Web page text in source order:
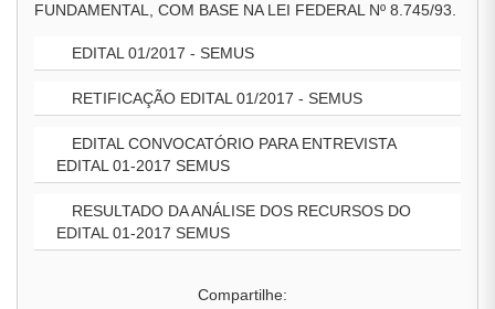
FUNDAMENTAL, COM BASE NA LEI FEDERAL Nº 8.745/93.
EDITAL 01/2017 - SEMUS
RETIFICAÇÃO EDITAL 01/2017 - SEMUS
EDITAL CONVOCATÓRIO PARA ENTREVISTA
EDITAL 01-2017 SEMUS
RESULTADO DA ANÁLISE DOS RECURSOS DO
EDITAL 01-2017 SEMUS
Compartilhe: